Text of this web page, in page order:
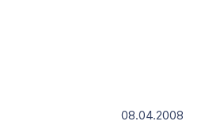
08.04.2008